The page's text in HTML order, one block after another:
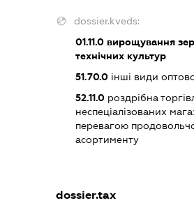
dossier.kveds:
01.11.0 вирощування
технічних культур
51.70.0 інші види
52.11.0 роздрібна
неспеціалізованих
перевагою
асортименту
dossier.tax